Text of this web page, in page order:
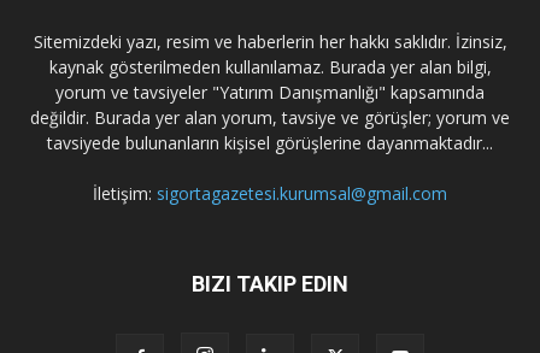
Sitemizdeki yazı, resim ve haberlerin her hakkı saklıdır. İzinsiz,
kaynak gösterilmeden kullanılamaz. Burada yer alan bilgi,
yorum ve tavsiyeler "Yatırım Danışmanlığı" kapsamında
değildir. Burada yer alan yorum, tavsiye ve görüşler; yorum ve
tavsiyede bulunanların kişisel görüşlerine dayanmaktadır...
İletişim: sigortagazetesi.kurumsal@gmail.com
BIZI TAKIP EDIN